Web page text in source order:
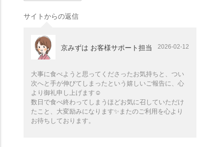
サイトからの返信
京みずは お客様サポート担当 2026-02-12
大事に食べようと思ってくださったお気持ちと、つい
次へと手が伸びてしまったという嬉しいご報告に、心
より御礼申し上げます☺️
数日で食べ終わってしまうほどお気に召していただけ
たこと、大変励みになります✨️またのご利用を心より
お待ちしております。